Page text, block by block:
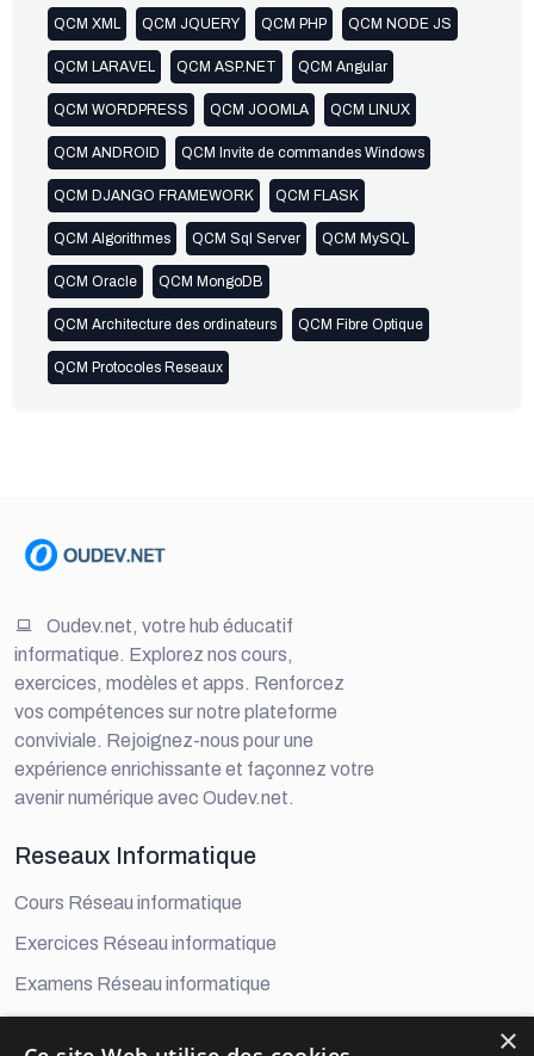
QCM XML QCM JQUERY QCM PHP QCM NODE JS
QCM LARAVEL QCM ASP.NET QCM Angular
QCM WORDPRESS QCM JOOMLA QCM LINUX
QCM ANDROID QCM Invite de commandes Windows
QCM DJANGO FRAMEWORK QCM FLASK
QCM Algorithmes QCM Sql Server QCM MySQL
QCM Oracle QCM MongoDB
QCM Architecture des ordinateurs QCM Fibre Optique
QCM Protocoles Reseaux
Oudev.net, votre hub éducatif
informatique. Explorez nos cours,
exercices, modèles et apps. Renforcez
vos compétences sur notre plateforme
conviviale. Rejoignez-nous pour une
expérience enrichissante et façonnez votre
avenir numérique avec Oudev.net.
Reseaux Informatique
Cours Réseau informatique
Exercices Réseau informatique
Examens Réseau informatique
Developement Digital ×